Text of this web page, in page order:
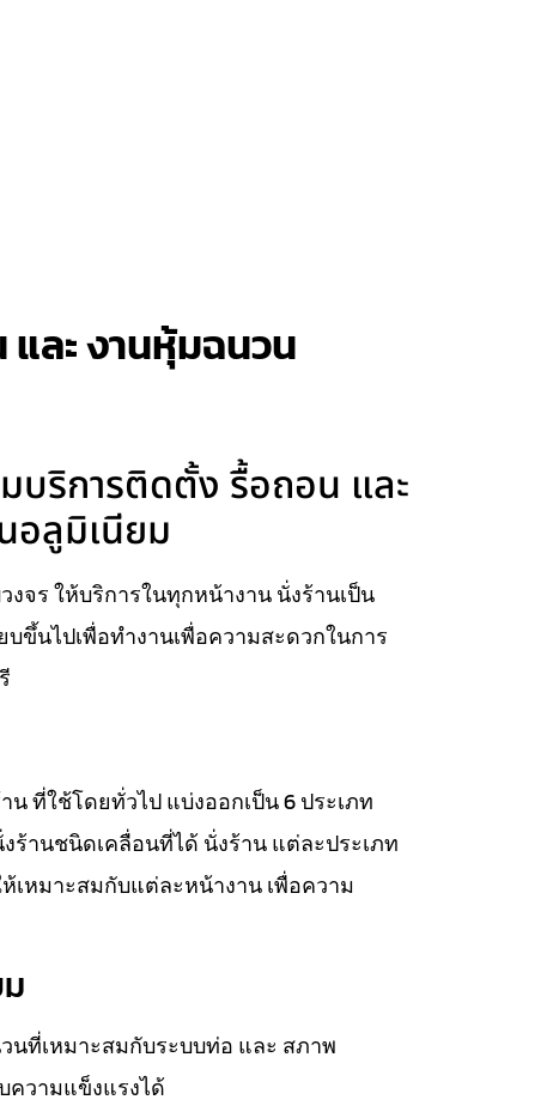
ละ งานหุ้มฉนวน
บริการติดตั้ง รื้อถอน และ
อลูมิเนียม
จร ให้บริการในทุกหน้างาน นั่งร้านเป็น
ขึ้นไปเพื่อทำงานเพื่อความสะดวกในการ
ที่ใช้โดยทั่วไป แบ่งออกเป็น 6 ประเภท
ร้านชนิดเคลื่อนที่ได้ นั่งร้าน แต่ละประเภท
เหมาะสมกับแต่ละหน้างาน เพื่อความ
นที่เหมาะสมกับระบบท่อ และ สภาพ
วามแข็งแรงได้